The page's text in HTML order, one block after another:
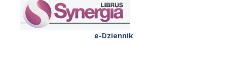
e-Dziennik